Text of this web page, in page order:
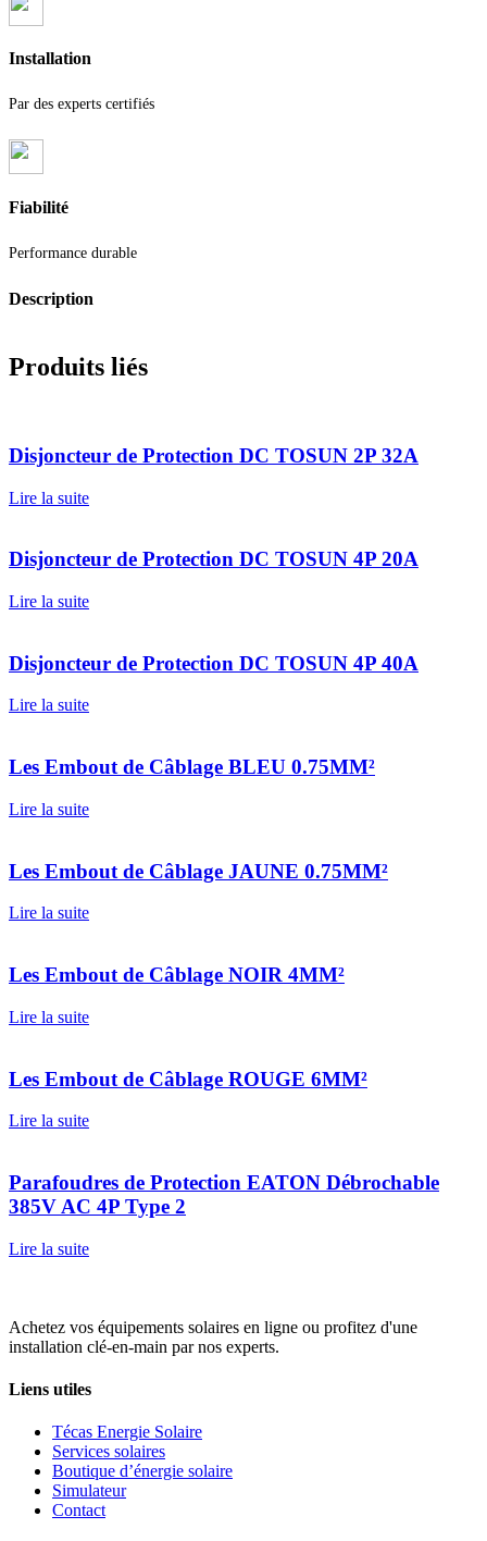
Installation
Par des experts certifiés
Fiabilité
Performance durable
Description
Produits liés
Disjoncteur de Protection DC TOSUN 2P 32A
Lire la suite
Disjoncteur de Protection DC TOSUN 4P 20A
Lire la suite
Disjoncteur de Protection DC TOSUN 4P 40A
Lire la suite
Les Embout de Câblage BLEU 0.75MM²
Lire la suite
Les Embout de Câblage JAUNE 0.75MM²
Lire la suite
Les Embout de Câblage NOIR 4MM²
Lire la suite
Les Embout de Câblage ROUGE 6MM²
Lire la suite
Parafoudres de Protection EATON Débrochable
385V AC 4P Type 2
Lire la suite
Achetez vos équipements solaires en ligne ou profitez d'une
installation clé-en-main par nos experts.
Liens utiles
Técas Energie Solaire
Services solaires
Boutique d’énergie solaire
Simulateur
Contact